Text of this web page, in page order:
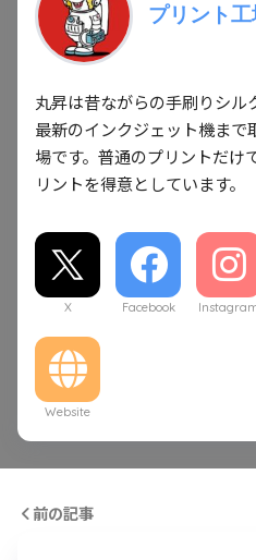
プリント
丸昇は昔ながらの手刷りシル
最新のインクジェット機まで
場です。普通のプリントだけ
リントを得意としています。
X Facebook
Website
前の記事